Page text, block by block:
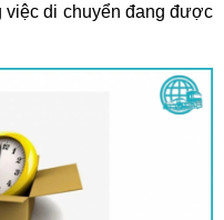
việc di chuyển đang được